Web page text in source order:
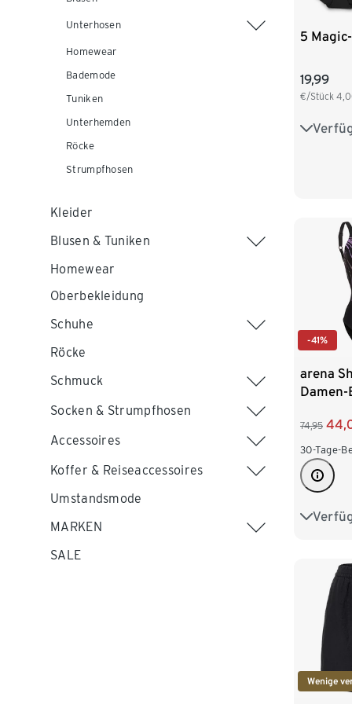
Unterhosen
Homewear
Bademode
Tuniken
Unterhemden
Röcke
Strumpfhosen
Kleider
Blusen & Tuniken
Homewear
Oberbekleidung
Schuhe
Röcke
Schmuck
Socken & Strumpfhosen
Accessoires
Koffer & Reiseaccessoires
Umstandsmode
MARKEN
SALE
5
19,99
€/Stück
XS 32/
-41%
arena
74,95
30-Tage-
40
Wenige